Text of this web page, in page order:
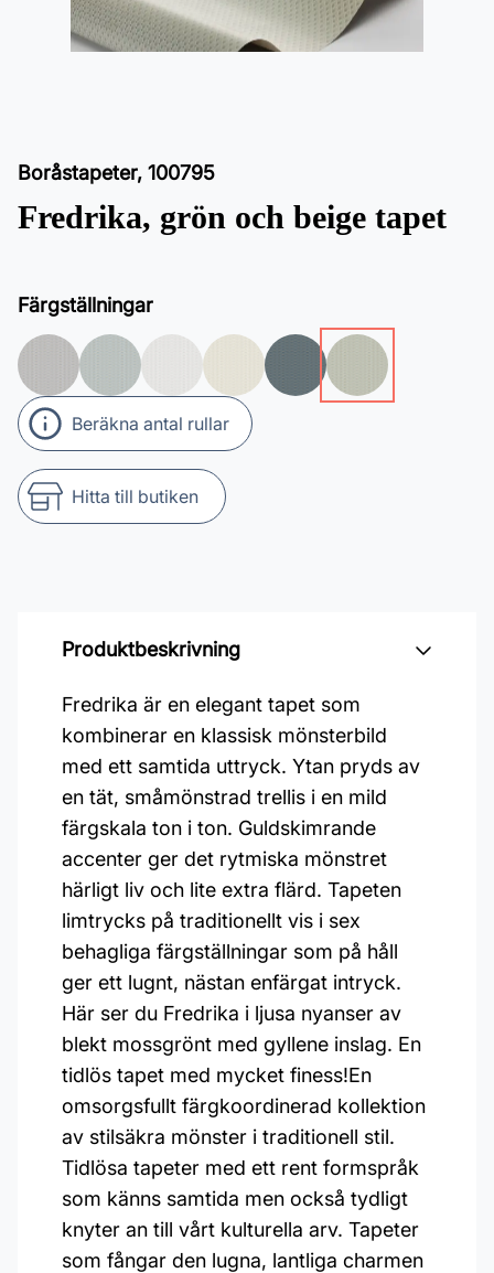
Boråstapeter, 100795
Fredrika, grön och beige tapet
Färgställningar
Beräkna antal rullar
Hitta till butiken
Produktbeskrivning
Fredrika är en elegant tapet som
kombinerar en klassisk mönsterbild
med ett samtida uttryck. Ytan pryds av
en tät, småmönstrad trellis i en mild
färgskala ton i ton. Guldskimrande
accenter ger det rytmiska mönstret
härligt liv och lite extra flärd. Tapeten
limtrycks på traditionellt vis i sex
behagliga färgställningar som på håll
ger ett lugnt, nästan enfärgat intryck.
Här ser du Fredrika i ljusa nyanser av
blekt mossgrönt med gyllene inslag. En
tidlös tapet med mycket finess!En
omsorgsfullt färgkoordinerad kollektion
av stilsäkra mönster i traditionell stil.
Tidlösa tapeter med ett rent formspråk
som känns samtida men också tydligt
knyter an till vårt kulturella arv. Tapeter
som fångar den lugna, lantliga charmen